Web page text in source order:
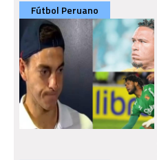
Fútbol Peruano